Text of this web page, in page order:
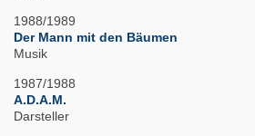
1988/1989
Der Mann mit den Bäumen
Musik
1987/1988
A.D.A.M.
Darsteller